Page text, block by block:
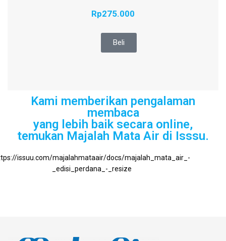
Rp275.000
Beli
Kami memberikan pengalaman
membaca
yang lebih baik secara online,
temukan Majalah Mata Air di Isssu.
issuu.com/majalahmataair/docs/majalah_mata_air_-
_edisi_perdana_-_resize